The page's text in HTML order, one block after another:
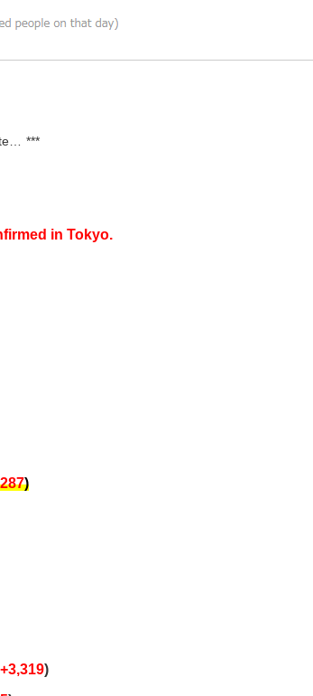
***
in Tokyo.
)
+3,319)